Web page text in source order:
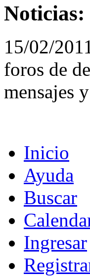
Noticias:
15/02/
foros de
mensajes
Inicio
Ayuda
Buscar
Ingresar